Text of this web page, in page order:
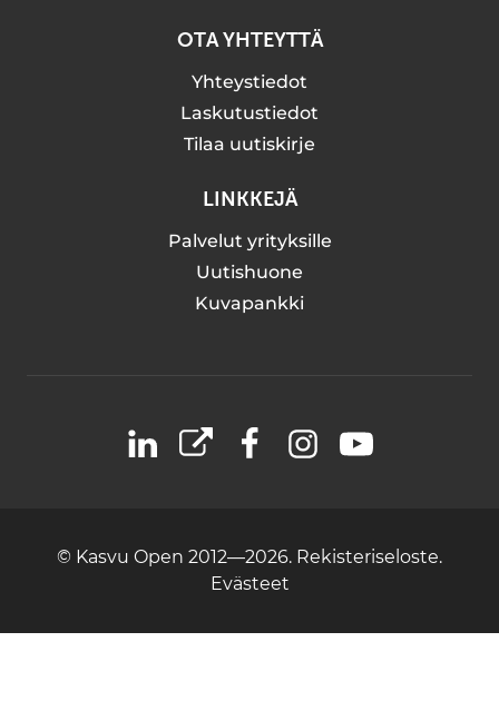
OTA YHTEYTTÄ
Yhteystiedot
Laskutustiedot
Tilaa uutiskirje
LINKKEJÄ
Palvelut yrityksille
Uutishuone
Kuvapankki
LinkedIn
X FacebookInstagramYouTube
© Kasvu Open 2012—2026. Rekisteriseloste.
Evästeet